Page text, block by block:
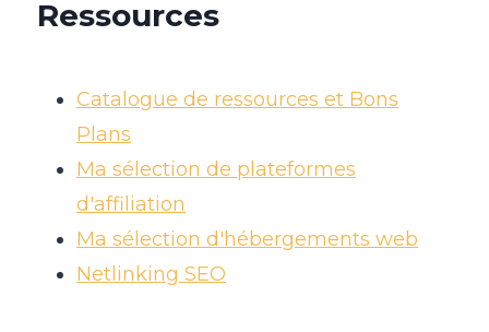
Ressources
Catalogue de ressources et Bons
Plans
Ma sélection de plateformes
d'affiliation
Ma sélection d'hébergements web
Netlinking SEO